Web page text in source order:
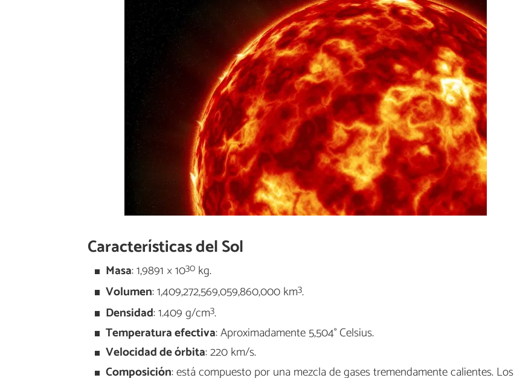
Características del Sol
Masa: 1,9891 × 1030kg.
Volumen: 1,409,272,569,059,860,000 km3.
Densidad: 1.409 g/cm3.
Temperatura efectiva: Aproximadamente 5,504° Celsius.
Velocidad de órbita: 220 km/s.
Composición: está compuesto por una mezcla de gases tremendamente calientes. Los